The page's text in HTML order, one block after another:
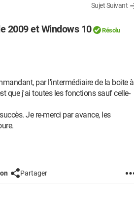
Sujet Suivant
2009 et Windows 10 Résolu
par l'intermédiaire de la boite à
que j'ai toutes les fonctions sauf celle-
Je re-merci par avance, les
Partager